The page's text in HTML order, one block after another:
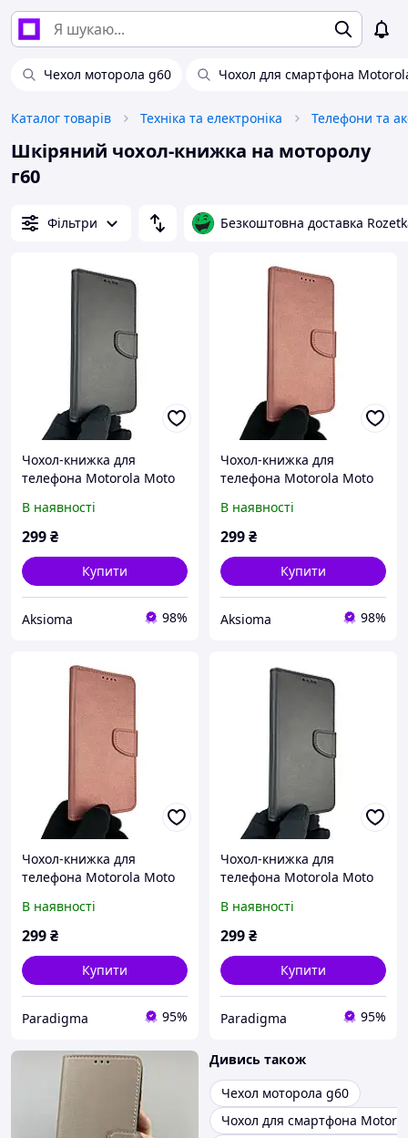
Чехол моторола g60 Чохол для смартфона
Каталог товарів Техніка та електроніка Телефони та
Шкіряний чохол-книжка на моторолу
г60
Фільтри Безкоштовна доставка
Чохол-книжка для
телефона Motorola Moto
застібкою на моторола
г60 чорна
В наявності
299₴
Купити
Aksioma 98%
Чохол-книжка для
телефона Motorola Moto
застібкою на моторола
г60 рожева
В наявності
299₴
Купити
Aksioma 98%
Чохол-книжка для
телефона Motorola Moto
застібкою на моторола
г60 рожева
В наявності
299₴
Купити
Paradigma 95%
Чохол-книжка для
телефона Motorola Moto
застібкою на моторола
г60 чорна
В наявності
299₴
Купити
Paradigma 95%
Дивись також
Чехол моторола g60
Чохол для смартфона